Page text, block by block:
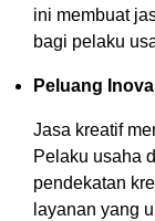
ini membuat
bagi pelaku
Peluang
Jasa kreatif
Pelaku usaha
pendekatan
layanan yang